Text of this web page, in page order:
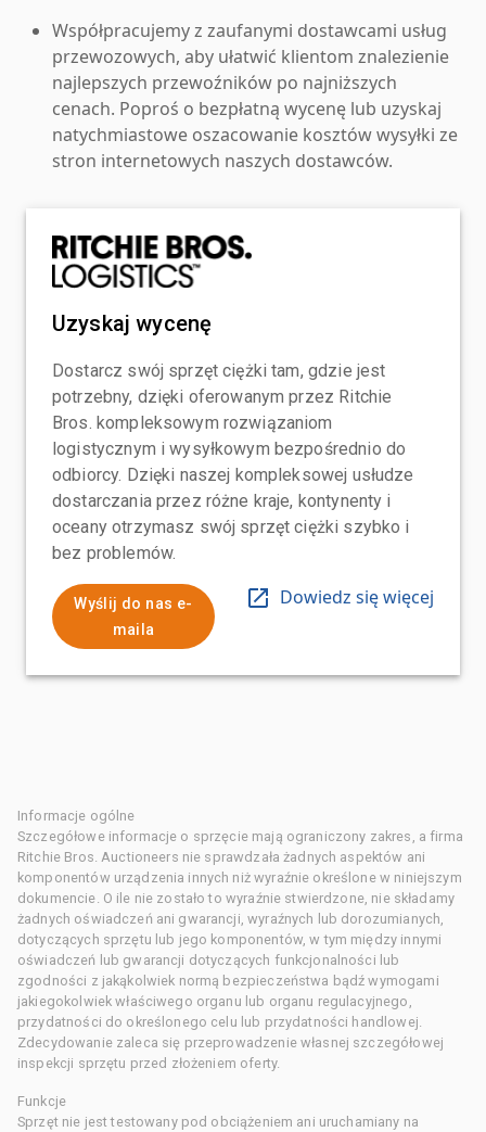
Współpracujemy z zaufanymi dostawcami usług
przewozowych, aby ułatwić klientom znalezienie
najlepszych przewoźników po najniższych
cenach. Poproś o bezpłatną wycenę lub uzyskaj
natychmiastowe oszacowanie kosztów wysyłki ze
stron internetowych naszych dostawców.
Uzyskaj wycenę
Dostarcz swój sprzęt ciężki tam, gdzie jest
potrzebny, dzięki oferowanym przez Ritchie
Bros. kompleksowym rozwiązaniom
logistycznym i wysyłkowym bezpośrednio do
odbiorcy. Dzięki naszej kompleksowej usłudze
dostarczania przez różne kraje, kontynenty i
oceany otrzymasz swój sprzęt ciężki szybko i
bez problemów.
Wyślij do nas e-
maila
Dowiedz się więcej
Informacje ogólne
Szczegółowe informacje o sprzęcie mają ograniczony zakres, a firma
Ritchie Bros. Auctioneers nie sprawdzała żadnych aspektów ani
komponentów urządzenia innych niż wyraźnie określone w niniejszym
dokumencie. O ile nie zostało to wyraźnie stwierdzone, nie składamy
żadnych oświadczeń ani gwarancji, wyraźnych lub dorozumianych,
dotyczących sprzętu lub jego komponentów, w tym między innymi
oświadczeń lub gwarancji dotyczących funkcjonalności lub
zgodności z jakąkolwiek normą bezpieczeństwa bądź wymogami
jakiegokolwiek właściwego organu lub organu regulacyjnego,
przydatności do określonego celu lub przydatności handlowej.
Zdecydowanie zaleca się przeprowadzenie własnej szczegółowej
inspekcji sprzętu przed złożeniem oferty.
Funkcje
Sprzęt nie jest testowany pod obciążeniem ani uruchamiany na